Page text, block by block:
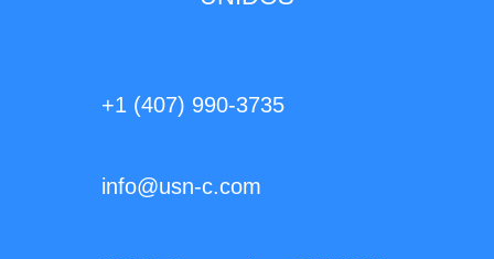
+1 (407) 990-3735
info@usn-c.com